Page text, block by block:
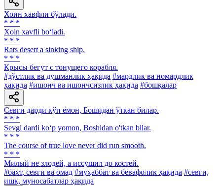
Хоин хавфли бўлади.
* * *
Xoin xavfli bo‘ladi.
* * *
Rats desert a sinking ship.
* * *
Крысы бегут с тонущего корабля.
#дўстлик ва душманлик ҳақида #мардлик ва номардлик
ҳақида #ишонч ва ишончсизлик ҳақида #бошқалар
Севги дарди кўп ёмон, Бошидан ўткан билар.
* * *
Sevgi dardi ko‘p yomon, Boshidan о'tkan bilar.
* * *
The course of true love never did run smooth.
* * *
Милый не злодей, а иссушил до костей.
#бахт, севги ва омад #муҳаббат ва бевафолик ҳақида #севги,
ишқ, муносабатлар ҳақида